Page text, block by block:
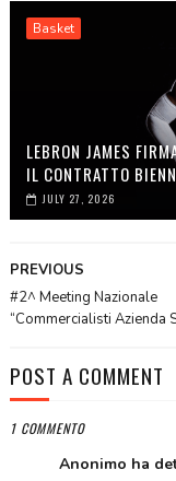
Basket
LEBRON JAMES
IL CONTRATTO
JULY 27, 2026
PREVIOUS
#2^ Meeting Nazionale
“Commercialisti Azienda
POST A COMMENT
1 COMMENTO
Anonimo ha